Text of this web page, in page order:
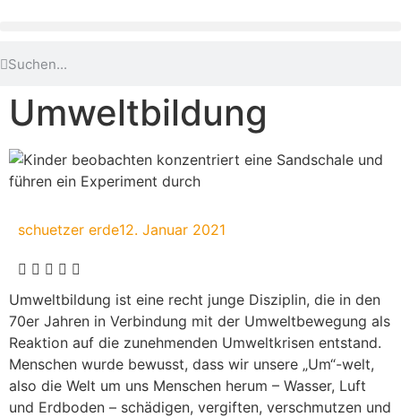
Umweltbildung
schuetzer erde12. Januar 2021
Um­welt­bil­dung ist eine recht junge Disziplin, die in den
70er Jahren in Ver­bindung mit der Umwelt­be­we­gung als
Reaktion auf die zunehmenden Umweltkrisen ent­stand.
Menschen wurde bewusst, dass wir unsere „Um“-welt,
also die Welt um uns Menschen herum – Wasser, Luft
und Erdboden – schädigen, vergiften, verschmutzen und